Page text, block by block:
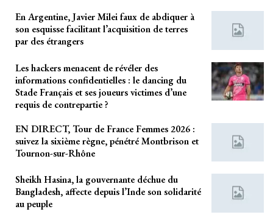
En Argentine, Javier Milei faux de abdiquer à
son esquisse facilitant l’acquisition de terres
par des étrangers
Les hackers menacent de révéler des
informations confidentielles : le dancing du
Stade Français et ses joueurs victimes d’une
requis de contrepartie ?
EN DIRECT, Tour de France Femmes 2026 :
suivez la sixième règne, pénétré Montbrison et
Tournon-sur-Rhône
Sheikh Hasina, la gouvernante déchue du
Bangladesh, affecte depuis l’Inde son solidarité
au peuple